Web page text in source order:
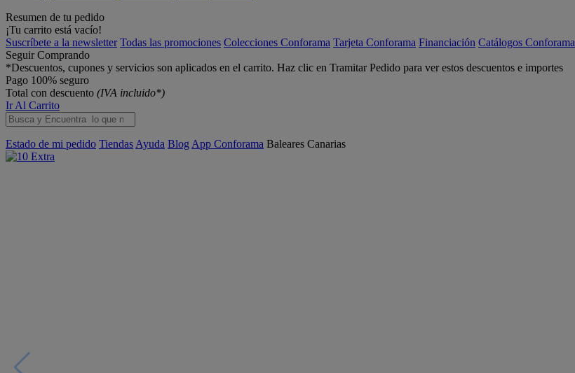
Resumen de tu pedido
¡Tu carrito está vacío!
Suscríbete a la newsletter Todas las promociones Colecciones Conforama Tarjeta Conforama Financiación Catálogos Conforama
Seguir Comprando
*Descuentos, cupones y servicios son aplicados en el carrito. Haz clic en Tramitar Pedido para ver estos descuentos e importes
Pago 100% seguro
Total con descuento (IVA incluido*)
Ir Al Carrito
Estado de mi pedido Tiendas Ayuda Blog App Conforama Baleares Canarias